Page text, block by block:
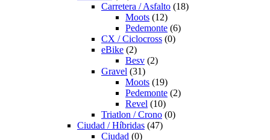
Carretera / Asfalto (18)
Moots (12)
Pedemonte (6)
CX / Ciclocross (0)
eBike (2)
Besv (2)
Gravel (31)
Moots (19)
Pedemonte (2)
Revel (10)
Triatlon / Crono (0)
Ciudad / Híbridas (47)
Ciudad (0)